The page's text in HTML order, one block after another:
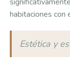
habitaciones con
Estética y